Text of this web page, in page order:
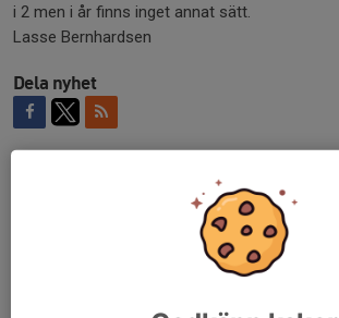
i 2 men i år finns inget annat sätt.
Lasse Bernhardsen
Dela nyhet
Tidigare nyheter